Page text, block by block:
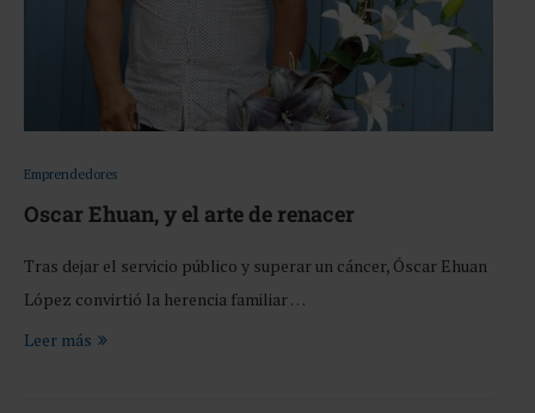
Emprendedores
Oscar Ehuan, y el arte de renacer
Tras dejar el servicio público y superar un cáncer, Óscar Ehuan
López convirtió la herencia familiar …
Leer más